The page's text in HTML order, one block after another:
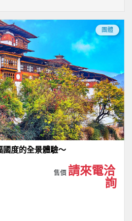
團體
度的全景體驗～
售價 請來電洽
詢